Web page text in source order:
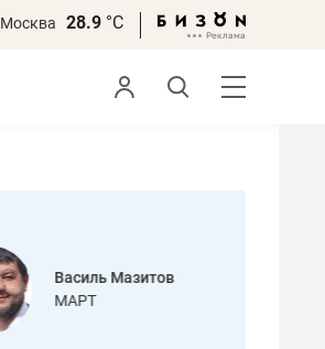
Москва 28.9 °С
Василь Мазитов
МАРТ